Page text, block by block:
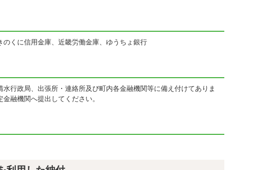
くに信用金庫、近畿労働金庫、ゆうちょ銀行
行政局、出張所・連絡所及び町内各金融機関等に備え付けてありま
融機関へ提出してください。